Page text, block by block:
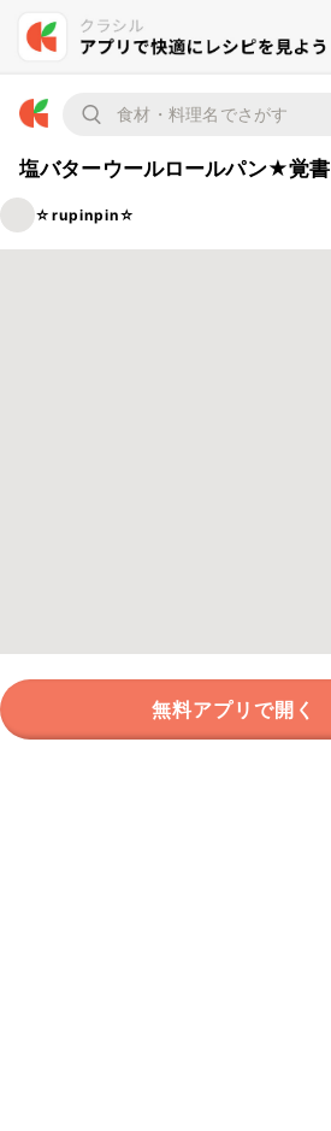
塩バターウールロールパン★覚書
☆rupinpin☆
無料アプリで開く